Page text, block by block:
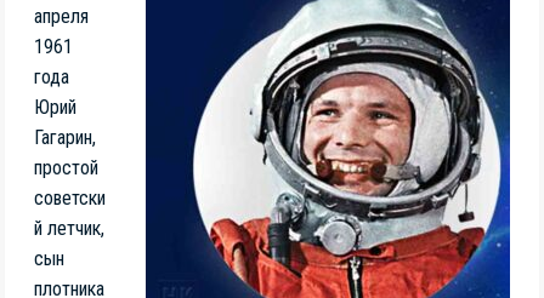
апреля
1961
года
Юрий
Гагарин,
простой
советски
й летчик,
сын
плотника